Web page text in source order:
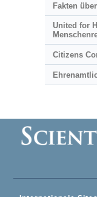
Fakten
United for
Citizens